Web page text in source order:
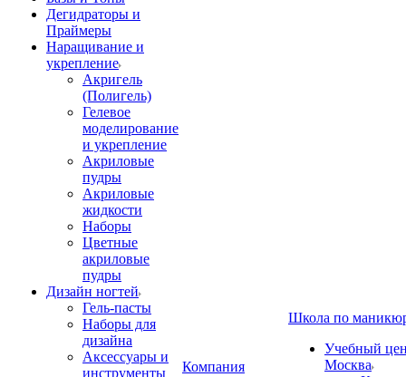
Дегидраторы и
Праймеры
Наращивание и
укрепление
Акригель
(Полигель)
Гелевое
моделирование
и укрепление
Акриловые
пудры
Акриловые
жидкости
Наборы
Цветные
акриловые
пудры
Дизайн ногтей
Гель-пасты
Наборы для
дизайна
Аксессуары и
инструменты
Компания
Школа по
Учебный
Москва